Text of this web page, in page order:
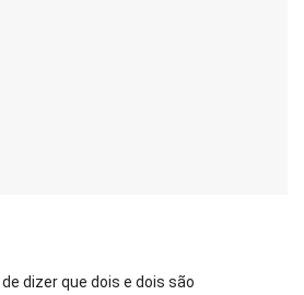
dizer que dois e dois são